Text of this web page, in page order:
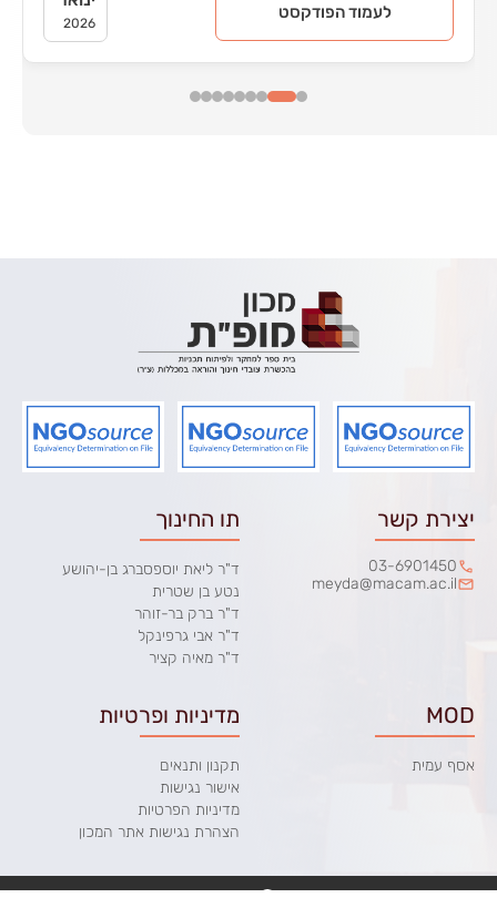
לעמוד הפודקסט
יצירת קשר
03-6901450
meyda@macam.ac.il
תו החינוך
ד"ר ליאת יוספסברג בן-יהושע
נטע בן שטרית
ד"ר ברק בר-זוהר
ד"ר אבי גרפינקל
ד"ר מאיה קציר
MOD
אסף עמית
מדיניות ופרטיות
תקנון ותנאים
אישור נגישות
מדיניות הפרטיות
הצהרת נגישות אתר המכון